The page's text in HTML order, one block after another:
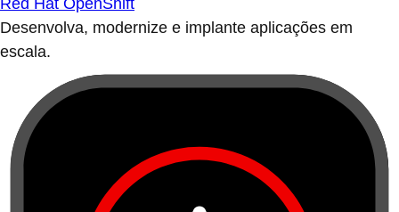
Red Hat OpenShift
Desenvolva, modernize e implante aplicações em
escala.